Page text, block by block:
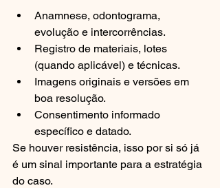
Anamnese, odontograma,
evolução e intercorrências.
Registro de materiais, lotes
(quando aplicável) e técnicas.
Imagens originais e versões em
boa resolução.
Consentimento informado
específico e datado.
Se houver resistência, isso por si só já
é um sinal importante para a estratégia
do caso.